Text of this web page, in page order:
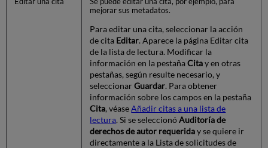
mejorar sus metadatos.
Para editar una cita, seleccionar la acción
de cita Editar. Aparece la página Editar cita
de la lista de lectura. Modificar la
información en la pestañaCitay en otras
pestañas, según resulte necesario, y
seleccionarGuardar. Para obtener
información sobre los campos en la pestaña
Cita, véaseAñadir citas a una lista de
lectura. Si se seleccionóAuditoría de
derechos de autor requeriday se quiere ir
directamente a la Lista de solicitudes de